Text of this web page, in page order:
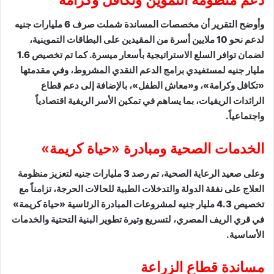
​وأوضح التقرير أن مخصصات المساندة شملت صرف 6 مليارات جنيه
لدعم نحو 10 ملايين أسرة من المقيدين على البطاقات التموينية،
لضمان توافر السلع الاستراتيجية بأسعار ميسرة. كما تم تخصيص 1.6
مليار جنيه لمستفيدي برامج الدعم النقدي المشروط، وفي مقدمتها
«تكافل وكرامة»، و«معاش الطفل»، بالإضافة إلى دعم قطاع
الرائدات الريفيات، بما يساهم في تمكين الأسر الريفية اقتصادياً
واجتماعياً.
​الخدمات الصحية ومبادرة «حياة كريمة»
​وعلى صعيد الرعاية الصحية، تم رصد 3 مليارات جنيه لتعزيز منظومة
العلاج على نفقة الدولة والتدخلات الطبية للحالات الحرجة، تزامناً مع
تخصيص 4.3 مليار جنيه لمشروعات المبادرة الرئاسية «حياة كريمة»
في قري الريف المصري، لتسريع وتيرة تطوير البنية التحتية والخدمات
الأساسية.
​مساندة قطاع الزراعة